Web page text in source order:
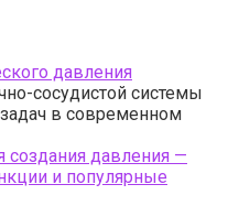
давления
сосудистой системы
в современном